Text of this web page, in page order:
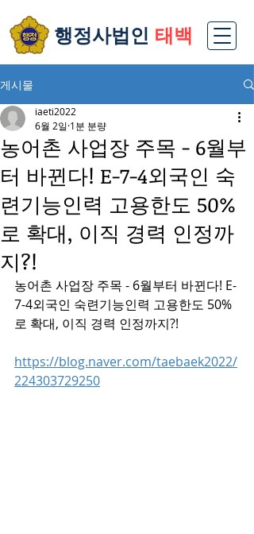
​행정사법인 태백
게시물
농어촌 사업장 주목 - 6월부
터 바뀐다! E-7-4외국인 숙
련기능인력 고용한도 50%
로 확대, 이직 경력 인정까
지?!
iaeti2022
6월 2일 1분 분량
농어촌 사업장 주목 - 6월부터 바뀐다! E-
7-4외국인 숙련기능인력 고용한도 50%
로 확대, 이직 경력 인정까지?!
https://blog.naver.com/taebaek2022/
224303729250